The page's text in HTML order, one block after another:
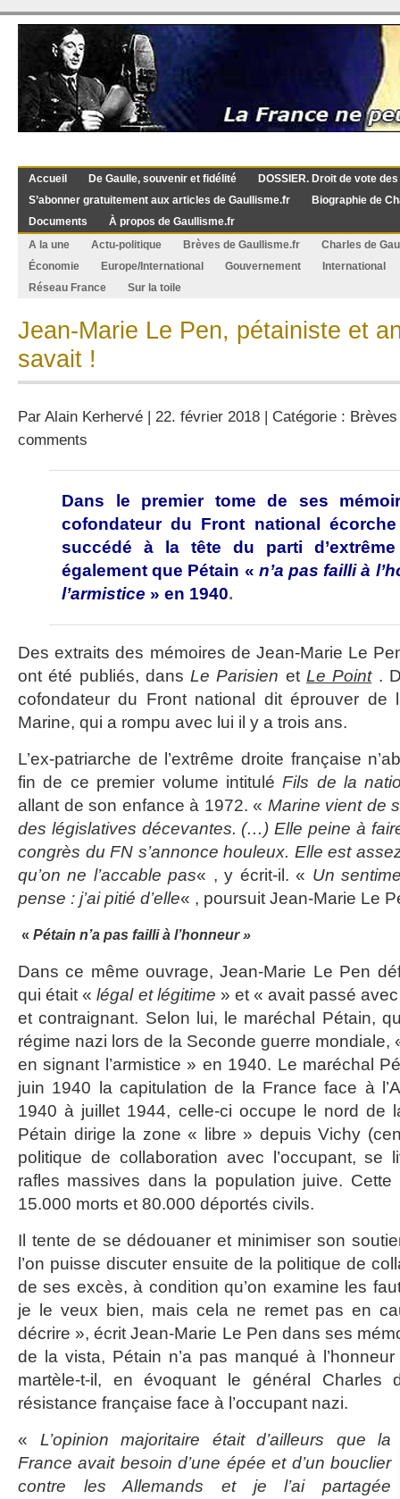
Accueil De Gaulle, souvenir et fidélité
DOSSIER. Droit de vote
S’abonner gratuitement aux articles de Gaullisme.fr
Biographie de
Documents
À propos de Gaullisme.fr
A la une
Actu-politique Brèves de Gaullisme.fr
Charles de
Économie
Europe/International Gouvernement
International
Réseau France
Sur la toile
Jean-Marie Le Pen, pétainiste et
savait !
Par Alain Kerhervé | 22. février 2018 | Catégorie :
comments
Dans le premier tome de ses
cofondateur du Front national
succédé à la tête du parti
également que Pétain « n’a pas failli à
l’armistice » en 1940.
Des extraits des mémoires de Jean-Marie Le
ont été publiés, dansLe Parisien etLe Point .
cofondateur du Front national dit éprouver
Marine, qui a rompu avec lui il y a trois ans.
L’ex-patriarche de l’extrême droite française
fin de ce premier volume intituléFils de la
allant de son enfance à 1972. « Marine vient de
des législatives décevantes. (…) Elle peine à
congrès du FN s’annonce houleux. Elle est
qu’on ne l’accable pas« , y écrit-il. « Un
pense : j’ai pitié d’elle« , poursuit Jean-Marie Le
« Pétain n’a pas failli à l’honneur »
Dans ce même ouvrage, Jean-Marie Le Pen
qui était «légal et légitime » et « avait passé
et contraignant. Selon lui, le maréchal Pétain,
régime nazi lors de la Seconde guerre mondiale,
en signant l’armistice » en 1940. Le maréchal
juin 1940 la capitulation de la France face à
1940 à juillet 1944, celle-ci occupe le nord de
Pétain dirige la zone « libre » depuis Vichy
politique de collaboration avec l’occupant, se
rafles massives dans la population juive.
15.000 morts et 80.000 déportés civils.
Il tente de se dédouaner et minimiser son
l’on puisse discuter ensuite de la politique de
de ses excès, à condition qu’on examine les
je le veux bien, mais cela ne remet pas en
décrire », écrit Jean-Marie Le Pen dans ses
de la vista, Pétain n’a pas manqué à
martèle-t-il, en évoquant le général
résistance française face à l’occupant nazi.
« L’opinion majoritaire était d’ailleurs que la
France avait besoin d’une épée et d’un bouclier
contre les Allemands et je l’ai partagée